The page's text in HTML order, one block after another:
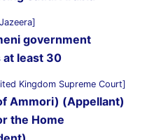
government
least 30
Kingdom Supreme Court]
Ammori) (Appellant)
the Home